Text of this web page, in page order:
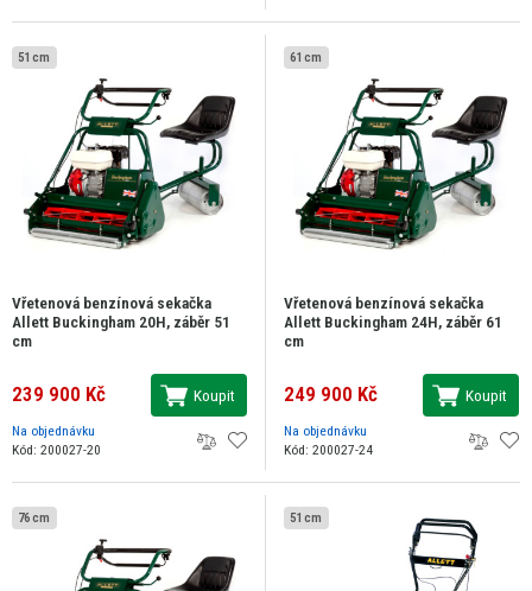
51 cm
Vřetenová benzínová sekačka
Allett Buckingham 20H, záběr 51
cm
239 900 Kč Koupit
Na objednávku
Kód: 200027-20
61 cm
Vřetenová benzínová sekačka
Allett Buckingham 24H, záběr 61
cm
249 900 Kč Koupit
Na objednávku
Kód: 200027-24
76 cm 51 cm